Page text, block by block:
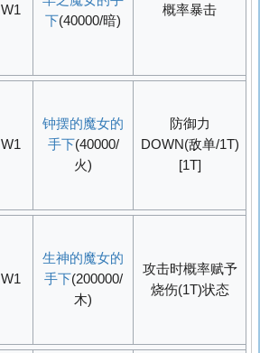
W1
下(40000/暗)
概率暴击
W1
钟摆的魔女的
手下(40000/
火)
防御力
DOWN(敌单/1T)
[1T]
W1
生神的魔女的
手下(200000/
木)
攻击时概率赋予
烧伤(1T)状态